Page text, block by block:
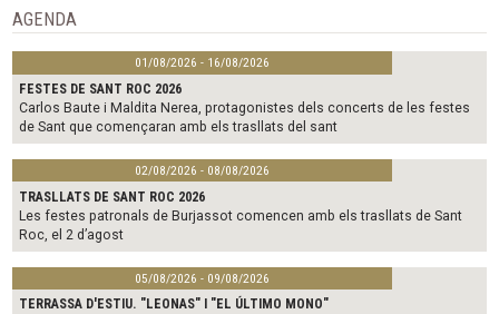
o
k
AGENDA
01/08/2026 - 16/08/2026
FESTES DE SANT ROC 2026
Carlos Baute i Maldita Nerea, protagonistes dels concerts de les festes
de Sant que començaran amb els trasllats del sant
02/08/2026 - 08/08/2026
TRASLLATS DE SANT ROC 2026
Les festes patronals de Burjassot comencen amb els trasllats de Sant
Roc, el 2 d’agost
05/08/2026 - 09/08/2026
TERRASSA D'ESTIU. "LEONAS" I "EL ÚLTIMO MONO"